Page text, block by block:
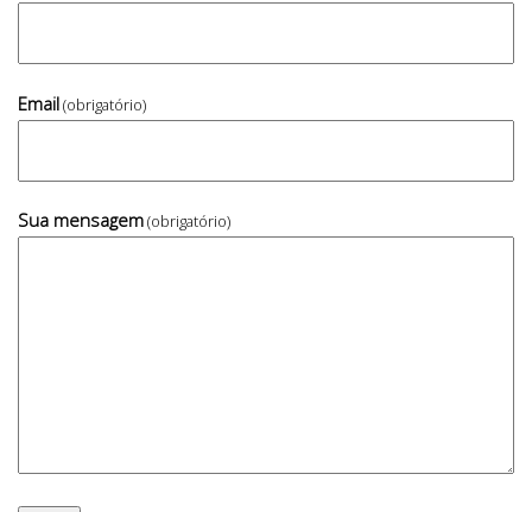
Email(obrigatório)
Sua mensagem(obrigatório)